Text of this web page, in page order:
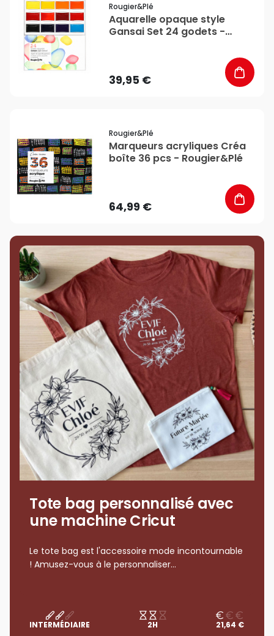
Rougier&plé
Aquarelle opaque style
Gansai Set 24 godets -
39,95 €
Rougier&plé
Marqueurs acryliques Créa
boîte 36 pcs - Rougier&Plé
64,99 €
Tote bag personnalisé avec
une machine Cricut
Le tote bag est l'accessoire mode incontournable
! Amusez-vous à le personnaliser...
INTERMÉDIAIRE 2H 21,64 €